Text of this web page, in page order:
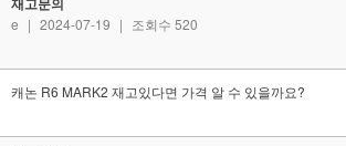
e | 2024-07-19 | 조회수 520
캐논 R6 MARK2 재고있다면 가격 알 수 있을까요?